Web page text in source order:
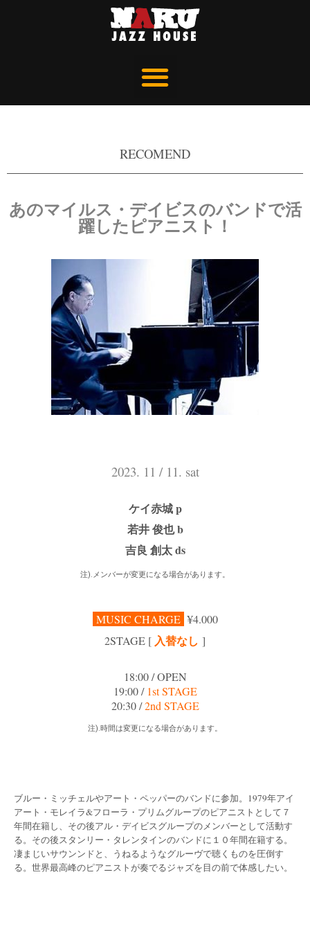
RECOMEND
あのマイルス・デイビスのバンドで活
躍したピアニスト！
2023. 11 / 11. sat
ケイ赤城 p
若井 俊也 b
吉良 創太 ds
注).メンバーが変更になる場合があります。
MUSIC CHARGE ¥4.000
2STAGE [ 入替なし ]
18:00 / OPEN
19:00 / 1st STAGE
20:30 /2nd STAGE
注).時間は変更になる場合があります。
ブルー・ミッチェルやアート・ペッパーのバンドに参加。1979年アイ
アート・モレイラ&フローラ・プリムグループのピアニストとして７
年間在籍し、その後アル・デイビスグループのメンバーとして活動す
る。その後スタンリー・タレンタインのバンドに１０年間在籍する。
凄まじいサウンンドと、うねるようなグルーヴで聴くものを圧倒す
る。世界最高峰のピアニストが奏でるジャズを目の前で体感したい。